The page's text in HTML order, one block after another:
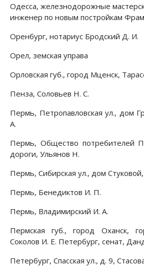
Одесса, железнодорожные
инженер по новым постройкам
Оренбург, нотариус Бродский Д. И.
Орел, земская управа
Орловская губ., город Мценск,
Пенза, Соловьев Н. С.
Пермь, Петропавловская ул., дом
А.
Пермь, Общество потребителей
дороги, Ульянов Н.
Пермь, Сибирская ул., дом
Пермь, Бенедиктов И. П.
Пермь, Владимирский И. А.
Пермская губ., город Оханск,
Соколов И. Е. Петербург, сенат,
Петербург, Спасская ул., д. 9,